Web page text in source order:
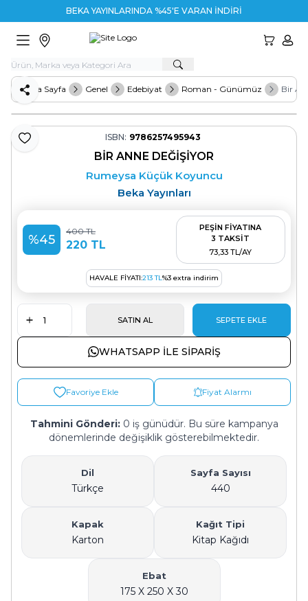
BEKA YAYINLARINDA %45'E VARAN İNDİRİM
Ana Sayfa Genel Edebiyat Roman - Günümüz Bir
Favoriye Ekle
Paylaş
ISBN: 9786257495943
BIR ANNE DEĞIŞIYOR
Rumeysa Küçük Koyuncu
Beka Yayınları
%45
400TL
220 TL
PEŞİN FİYATINA
3 TAKSİT
73,33 TL/AY
HAVALE FIYATI:213TL%3 extra indirim
SATIN AL SEPETE EKLE
WHATSAPP ILE SIPARIŞ
Favoriye Ekle Fiyat Alarmı
Tahmini Gönderi:0 iş günüdür. Bu süre kampanya
dönemlerinde değişiklik gösterebilmektedir.
Dil
Türkçe
Sayfa Sayısı
440
Kapak
Karton
Kağıt Tipi
Kitap Kağıdı
Ebat
175 X 250 X 30